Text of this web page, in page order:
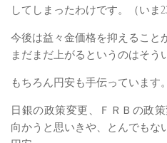
してしまったわけです。（いま
今後は益々金価格を抑えること
まだまだ上がるというのはそう
もちろん円安も手伝っています。
日銀の政策変更、ＦＲＢの政
向かうと思いきや、とんでもな